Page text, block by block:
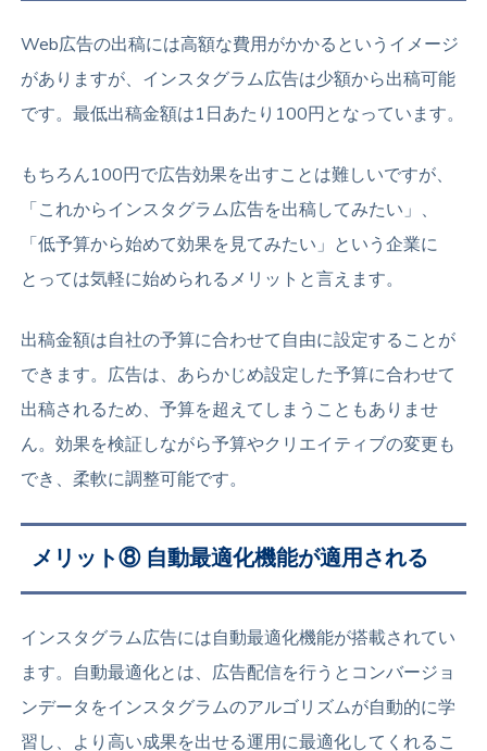
Web広告の出稿には高額な費用がかかるというイメージ
がありますが、インスタグラム広告は少額から出稿可能
です。最低出稿金額は1日あたり100円となっています。
もちろん100円で広告効果を出すことは難しいですが、
「これからインスタグラム広告を出稿してみたい」、
「低予算から始めて効果を見てみたい」という企業に
とっては気軽に始められるメリットと言えます。
出稿金額は自社の予算に合わせて自由に設定することが
できます。広告は、あらかじめ設定した予算に合わせて
出稿されるため、予算を超えてしまうこともありませ
ん。効果を検証しながら予算やクリエイティブの変更も
でき、柔軟に調整可能です。
メリット⑧ 自動最適化機能が適用される
インスタグラム広告には自動最適化機能が搭載されてい
ます。自動最適化とは、広告配信を行うとコンバージョ
ンデータをインスタグラムのアルゴリズムが自動的に学
習し、より高い成果を出せる運用に最適化してくれるこ